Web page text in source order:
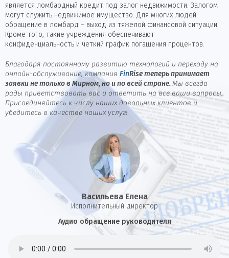
является ломбардный кредит под залог недвижимости. Залогом
могут служить недвижимое имущество. Для многих людей
обращение в ломбард – выход из тяжелой финансовой ситуации.
Кроме того, такие учреждения обеспечивают
конфиденциальность и четкий график погашения процентов.
Благодаря постоянному развитию технологий и переходу на
онлайн-обслуживание, компания FinRise теперь принимает
заявки не только в Мирном, но и по всей стране. Мы всегда
рады приветствовать вас и ответить на все ваши вопросы.
Присоединяйтесь к числу наших довольных клиентов и
убедитесь в качестве наших услуг!
Васильева Елена
И сполнительный директор
Аудио обращение руководителя